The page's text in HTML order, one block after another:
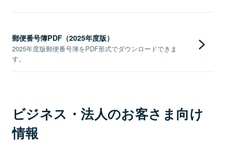
郵便番号簿PDF（2025年度版）
2025年度版郵便番号簿をPDF形式でダウンロードできま
す。
ビジネス・法人のお客さま向け
情報